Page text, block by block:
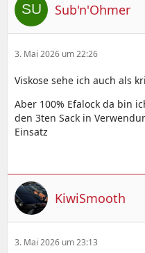
Sub'n'Ohmer
3. Mai 2026 um 22:26
Viskose sehe ich auch als
Aber 100% Efalock da bin
den 3ten Sack in
Einsatz
KiwiSmooth
3. Mai 2026 um 23:13